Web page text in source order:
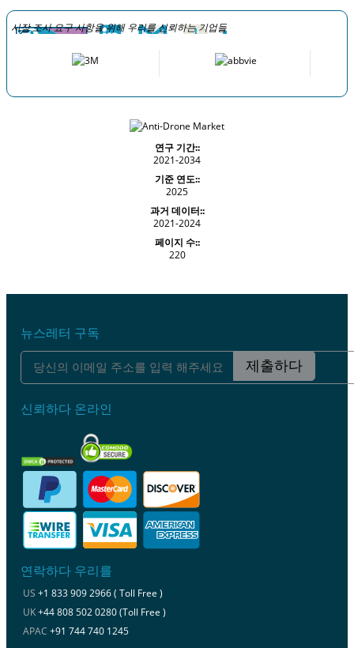
시장 조사 요구 사항을 위해 우리를 신뢰하는 기업들
연구 기간::
2021-2034
기준 연도::
2025
과거 데이터::
2021-2024
페이지 수::
220
뉴스레터 구독
제출하다
신뢰하다 온라인
연락하다 우리를
US +1 833 909 2966 ( Toll Free )
UK+44 808 502 0280 (Toll Free )
APAC +91 744 740 1245